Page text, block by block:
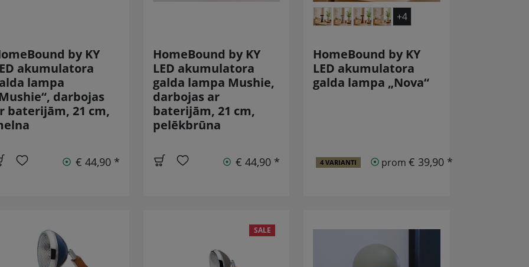
by KY
akumulatora
lampa
darbojas
baterijām, 21 cm,
€ 44,90 *
HomeBound by KY
LED akumulatora
galda lampa Mushie,
darbojas ar
baterijām, 21 cm,
pelēkbrūna
€ 44,90 *
+4
HomeBound by KY
LED akumulatora
galda lampa „Nova“
prom € 39,90 *
4 VARIANTI
SALE